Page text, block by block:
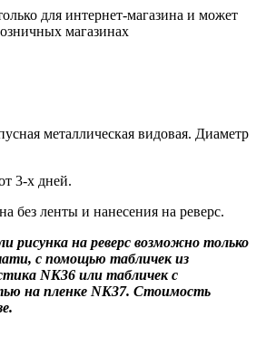
для интернет-магазина и может
магазинах
металлическая видовая. Диаметр
3-х дней.
без ленты и нанесения на реверс.
рисунка на реверс возможно только
с помощью табличек из
NK36 или табличек с
на пленке NK37. Стоимость